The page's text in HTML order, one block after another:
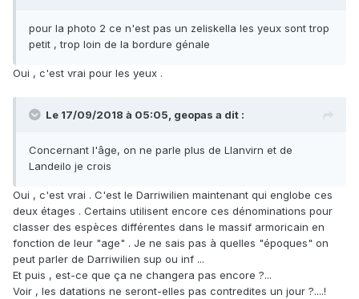
pour la photo 2 ce n'est pas un zeliskella les yeux sont trop
petit , trop loin de la bordure génale
Oui , c'est vrai pour les yeux .
Le 17/09/2018 à 05:05, geopas a dit :
Concernant l'âge, on ne parle plus de Llanvirn et de
Landeilo je crois
Oui , c'est vrai . C'est le Darriwilien maintenant qui englobe ces
deux étages . Certains utilisent encore ces dénominations pour
classer des espèces différentes dans le massif armoricain en
fonction de leur "age" . Je ne sais pas à quelles "époques" on
peut parler de Darriwilien sup ou inf ...
Et puis , est-ce que ça ne changera pas encore ?...
Voir , les datations ne seront-elles pas contredites un jour ?....!